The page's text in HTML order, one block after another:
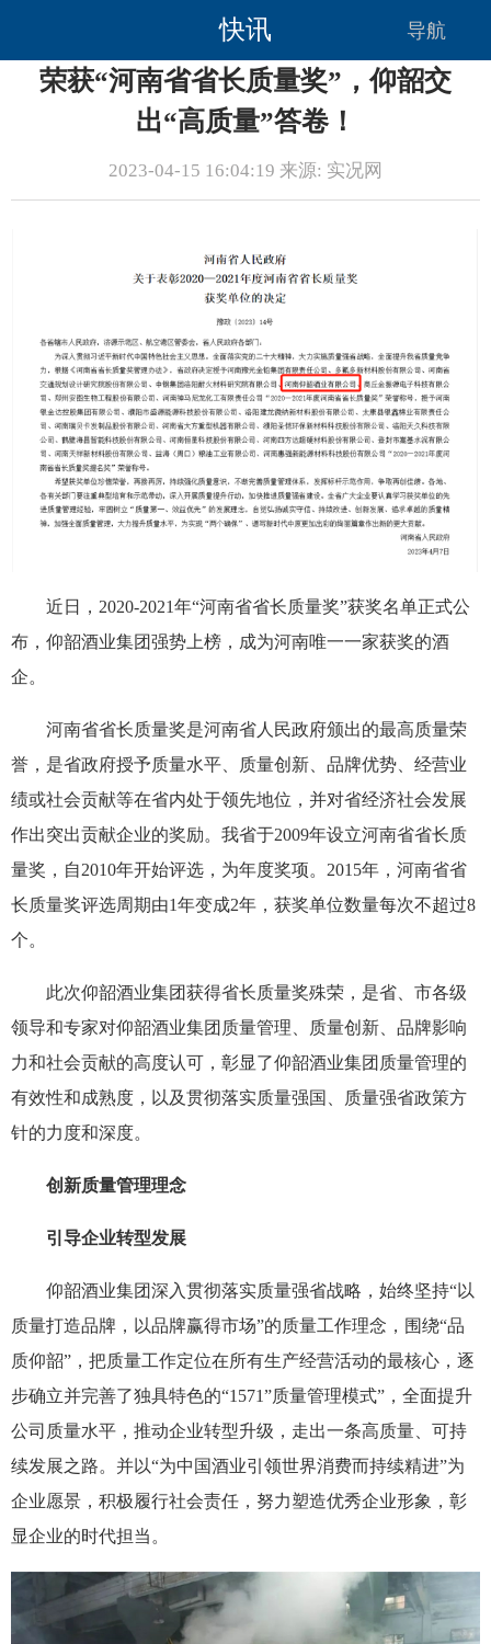
快讯 导航
荣获“河南省省长质量奖”，仰韶交
出“高质量”答卷！
2023-04-15 16:04:19 来源: 实况网
近日，2020-2021年“河南省省长质量奖”获奖名单正式公
布，仰韶酒业集团强势上榜，成为河南唯一一家获奖的酒
企。
河南省省长质量奖是河南省人民政府颁出的最高质量荣
誉，是省政府授予质量水平、质量创新、品牌优势、经营业
绩或社会贡献等在省内处于领先地位，并对省经济社会发展
作出突出贡献企业的奖励。我省于2009年设立河南省省长质
量奖，自2010年开始评选，为年度奖项。2015年，河南省省
长质量奖评选周期由1年变成2年，获奖单位数量每次不超过8
个。
此次仰韶酒业集团获得省长质量奖殊荣，是省、市各级
领导和专家对仰韶酒业集团质量管理、质量创新、品牌影响
力和社会贡献的高度认可，彰显了仰韶酒业集团质量管理的
有效性和成熟度，以及贯彻落实质量强国、质量强省政策方
针的力度和深度。
创新质量管理理念
引导企业转型发展
仰韶酒业集团深入贯彻落实质量强省战略，始终坚持“以
质量打造品牌，以品牌赢得市场”的质量工作理念，围绕“品
质仰韶”，把质量工作定位在所有生产经营活动的最核心，逐
步确立并完善了独具特色的“1571”质量管理模式”，全面提升
公司质量水平，推动企业转型升级，走出一条高质量、可持
续发展之路。并以“为中国酒业引领世界消费而持续精进”为
企业愿景，积极履行社会责任，努力塑造优秀企业形象，彰
显企业的时代担当。